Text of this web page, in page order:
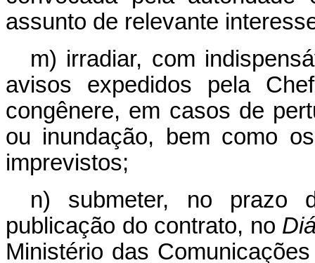
assunto de relevante
m) irradiar, com
avisos expedidos pela
congênere, em casos de
ou inundação, bem como
imprevistos;
n) submeter, no prazo
publicação do contrato, no
Ministério das